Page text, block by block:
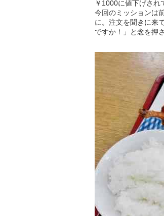
￥1000に値下げさ
今回のミッションは
に。注文を聞きに来
ですか！」と念を押